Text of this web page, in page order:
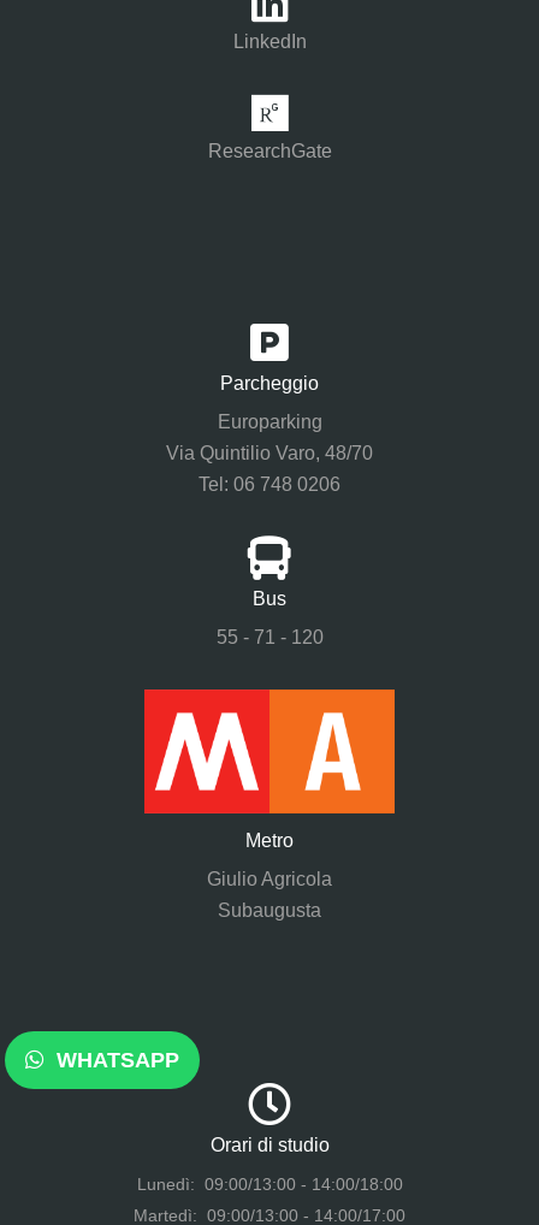
WHATSAPP
LinkedIn
ResearchGate
Parcheggio
Europarking
Via Quintilio Varo, 48/70
Tel: 06 748 0206
Bus
55 - 71 - 120
Metro
Giulio Agricola
Subaugusta
Orari di studio
Lunedì: 09:00/13:00 - 14:00/18:00
Martedì: 09:00/13:00 - 14:00/17:00